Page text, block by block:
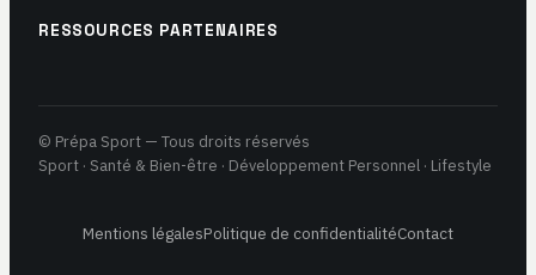
RESSOURCES PARTENAIRES
© Prépa Sport — Tous droits réservés
Sport · Santé & Bien-être · Développement Personnel · Lifestyle
Mentions légalesPolitique de confidentialitéContact